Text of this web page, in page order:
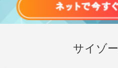
サイゾ